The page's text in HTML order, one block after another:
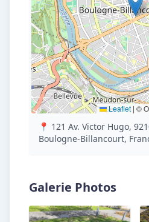
Leaflet | ©
📍 121 Av. Victor Hugo,
Boulogne-Billancourt,
Galerie Photos